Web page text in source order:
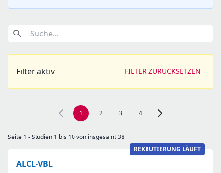
Suche...
Filter aktiv FILTER ZURÜCKSETZEN
1 2 3 4 Zur nächsten Seite,
Seite 1 - Studien 1 bis 10 von insgesamt 38
REKRUTIERUNG LÄUFT
ALCL-VBL